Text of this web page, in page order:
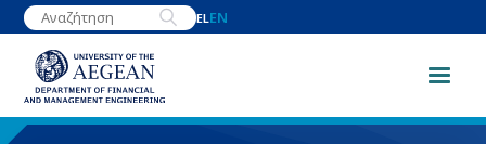
Skip
to
content
ELEN